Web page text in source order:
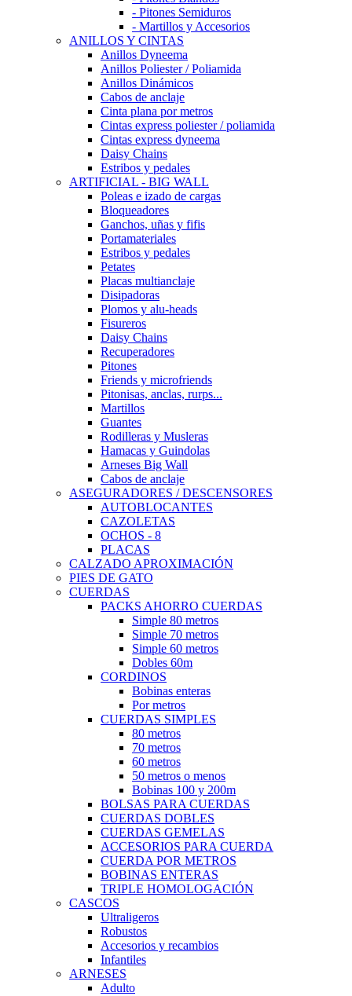
- Pitones Semiduros
- Martillos y Accesorios
ANILLOS Y CINTAS
Anillos Dyneema
Anillos Poliester / Poliamida
Anillos Dinámicos
Cabos de anclaje
Cinta plana por metros
Cintas express poliester / poliamida
Cintas express dyneema
Daisy Chains
Estribos y pedales
ARTIFICIAL - BIG WALL
Poleas e izado de cargas
Bloqueadores
Ganchos, uñas y fifis
Portamateriales
Estribos y pedales
Petates
Placas multianclaje
Disipadoras
Plomos y alu-heads
Fisureros
Daisy Chains
Recuperadores
Pitones
Friends y microfriends
Pitonisas, anclas, rurps...
Martillos
Guantes
Rodilleras y Musleras
Hamacas y Guindolas
Arneses Big Wall
Cabos de anclaje
ASEGURADORES / DESCENSORES
AUTOBLOCANTES
CAZOLETAS
OCHOS - 8
PLACAS
CALZADO APROXIMACIÓN
PIES DE GATO
CUERDAS
PACKS AHORRO CUERDAS
Simple 80 metros
Simple 70 metros
Simple 60 metros
Dobles 60m
CORDINOS
Bobinas enteras
Por metros
CUERDAS SIMPLES
80 metros
70 metros
60 metros
50 metros o menos
Bobinas 100 y 200m
BOLSAS PARA CUERDAS
CUERDAS DOBLES
CUERDAS GEMELAS
ACCESORIOS PARA CUERDA
CUERDA POR METROS
BOBINAS ENTERAS
TRIPLE HOMOLOGACIÓN
CASCOS
Ultraligeros
Robustos
Accesorios y recambios
Infantiles
ARNESES
Adulto